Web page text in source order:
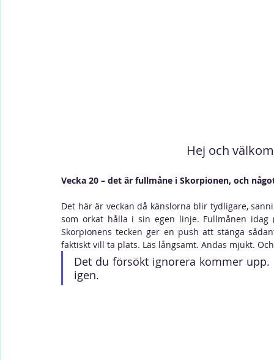
Hej och
Vecka 20 – det är fullmåne i Skorpionen, och
Det här är veckan då känslorna blir tydligare,
som orkat hålla i sin egen linje. Fullmånen idag
Skorpionens tecken ger en push att stänga
faktiskt vill ta plats. Läs långsamt. Andas mjukt.
Det du försökt ignorera kommer
igen.